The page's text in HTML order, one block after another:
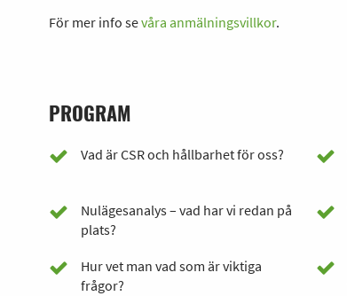
För mer info sevåra anmälningsvillkor.
PROGRAM
Vad är CSR och hållbarhet för oss?
Nulägesanalys – vad har vi redan på
plats?
Hur vet man vad som är viktiga
frågor?